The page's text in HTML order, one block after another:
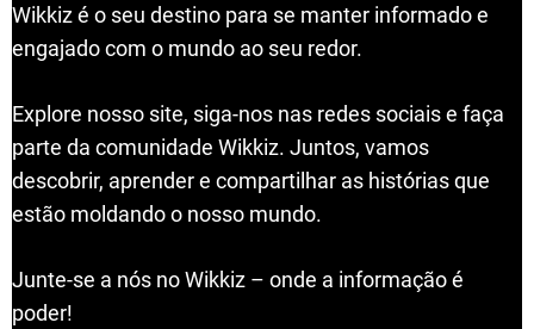
Wikkiz é o seu destino para se manter informado e
engajado com o mundo ao seu redor.
Explore nosso site, siga-nos nas redes sociais e faça
parte da comunidade Wikkiz. Juntos, vamos
descobrir, aprender e compartilhar as histórias que
estão moldando o nosso mundo.
Junte-se a nós no Wikkiz – onde a informação é
poder!